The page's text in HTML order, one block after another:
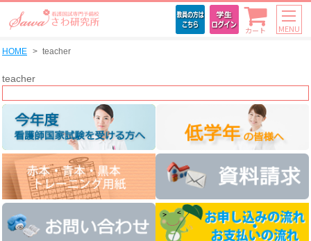
カート MENU
HOME teacher
teacher